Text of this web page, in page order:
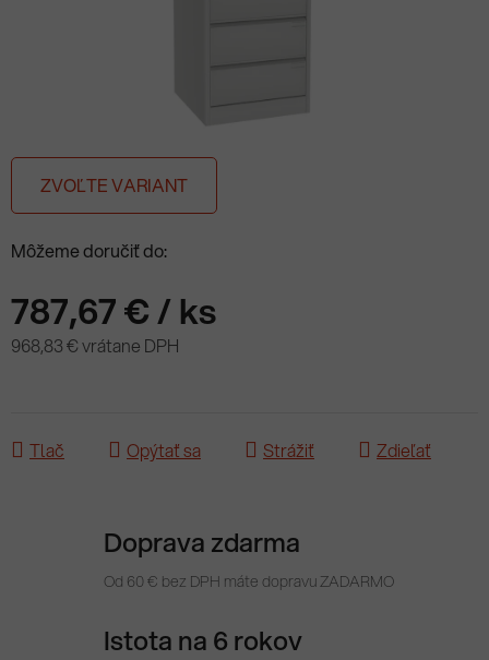
ZVOĽTE VARIANT
Môžeme doručiť do:
787,67 €/ ks
968,83 € vrátane DPH
Tlač Opýtať sa Strážiť Zdieľať
Doprava zdarma
Od 60 € bez DPH máte dopravu ZADARMO
Istota na 6 rokov